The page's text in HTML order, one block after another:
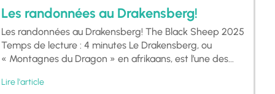
Les randonnées au Drakensberg!
Les randonnées au Drakensberg! The Black Sheep 2025
Temps de lecture : 4 minutes Le Drakensberg, ou
« Montagnes du Dragon » en afrikaans, est l’une des...
Lire l'article